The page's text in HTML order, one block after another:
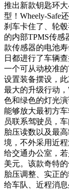
推出新款钥匙环大
型！Wheely-Safe
刹车卡住了、轮
的内部TPMS传感
款传感器的电池
日都进行了车辆
一个可从动校准
设置装备摆设，
最大的升级行动
色和绿色的灯光
能够放大最初方
员联系驾驶员，
胎压读数以及最
境，不外采用近
给交通办公室，
美元。该款奇特
胎压调整、实正
给车队、近程消